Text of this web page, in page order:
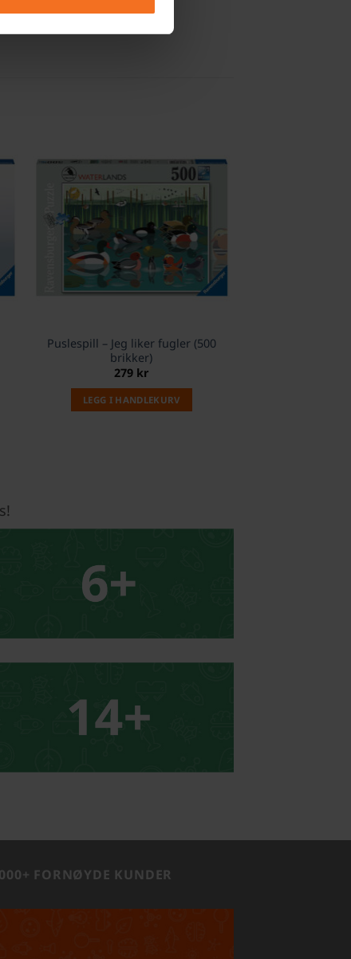
Puslespill – Jeg liker fugler (500
brikker)
279 kr
LEGG I HANDLEKURV
FORNØYDE KUNDER